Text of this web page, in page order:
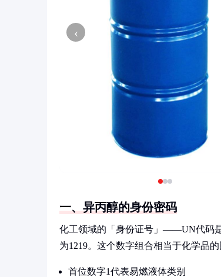
‹
一、异丙醇的身份密码
化工领域的「身份证号」——UN代码
为1219。这个数字组合相当于化学品的
首位数字1代表易燃液体类别